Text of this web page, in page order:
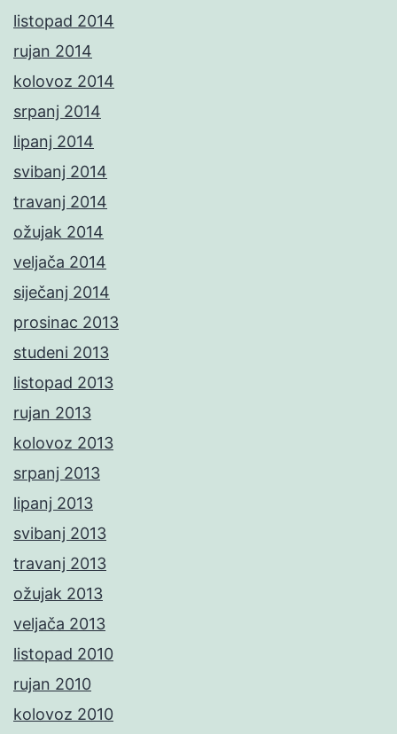
listopad 2014
rujan 2014
kolovoz 2014
srpanj 2014
lipanj 2014
svibanj 2014
travanj 2014
ožujak 2014
veljača 2014
siječanj 2014
prosinac 2013
studeni 2013
listopad 2013
rujan 2013
kolovoz 2013
srpanj 2013
lipanj 2013
svibanj 2013
travanj 2013
ožujak 2013
veljača 2013
listopad 2010
rujan 2010
kolovoz 2010